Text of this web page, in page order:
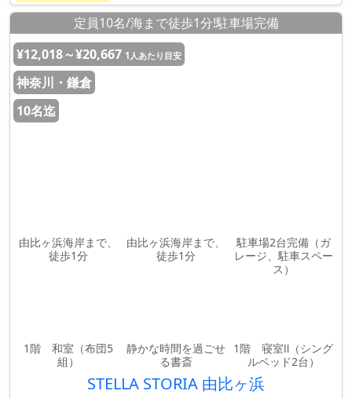
定員10名/海まで徒歩1分!駐車場完備
¥12,018～¥20,667 1人あたり目安
神奈川・鎌倉
10名迄
由比ヶ浜海岸まで、
徒歩1分
由比ヶ浜海岸まで、
徒歩1分
駐車場2台完備（ガ
レージ、駐車スペー
ス）
1階 和室（布団5
組）
静かな時間を過ごせ
る書斎
1階 寝室Ⅱ（シング
ルベッド2台）
STELLA STORIA 由比ヶ浜